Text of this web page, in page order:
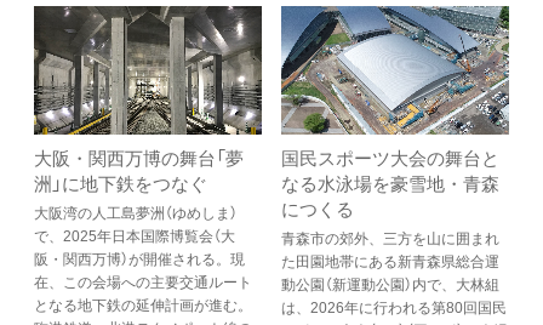
大阪・関西万博の舞台「夢
洲」に地下鉄をつなぐ
大阪湾の人工島夢洲（ゆめしま）
で、2025年日本国際博覧会（大
阪・関西万博）が開催される。現
在、この会場への主要交通ルート
となる地下鉄の延伸計画が進む。
国民スポーツ大会の舞台と
なる水泳場を豪雪地・青森
につくる
青森市の郊外、三方を山に囲まれ
た田園地帯にある新青森県総合運
動公園（新運動公園）内で、大林組
は、2026年に行われる第80回国民